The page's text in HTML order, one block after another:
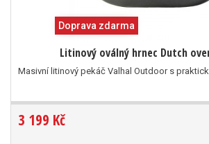
Doprava zdarma
Litinový oválný hrnec Dutch
Masivní litinový pekáč Valhal Outdoor s
3 199 Kč